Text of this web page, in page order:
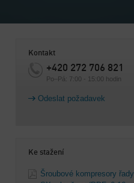
Kontakt
+420 272 706 821
Po–Pá: 7:00 - 15:00 hodin
Odeslat požadavek
Ke stažení
Šroubové kompresory řady